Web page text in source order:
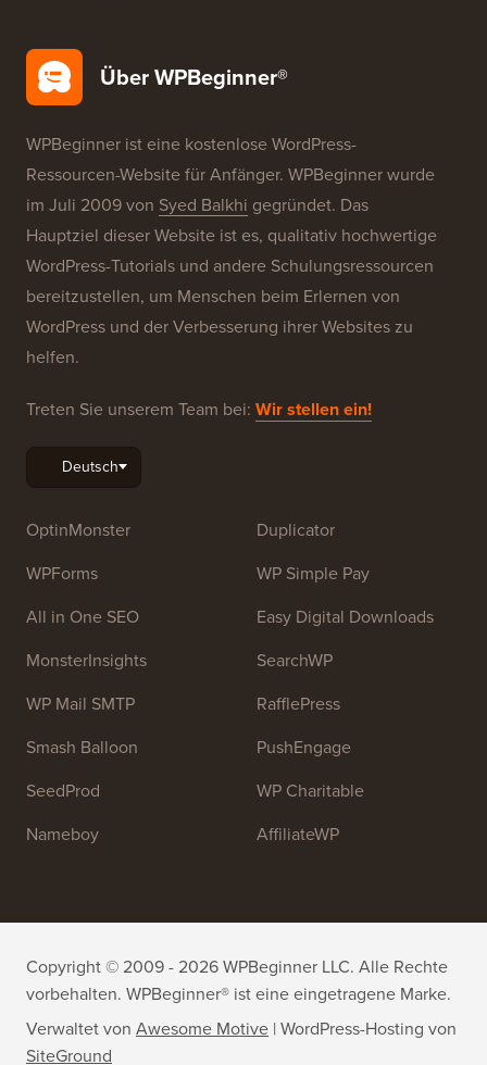
Über WPBeginner®
WPBeginner ist eine kostenlose WordPress-
Ressourcen-Website für Anfänger. WPBeginner wurde
im Juli 2009 von Syed Balkhi gegründet. Das
Hauptziel dieser Website ist es, qualitativ hochwertige
WordPress-Tutorials und andere Schulungsressourcen
bereitzustellen, um Menschen beim Erlernen von
WordPress und der Verbesserung ihrer Websites zu
helfen.
Treten Sie unserem Team bei: Wir stellen ein!
OptinMonster
WPForms
All in One SEO
MonsterInsights
WP Mail SMTP
Smash Balloon
SeedProd
Nameboy
Duplicator
WP Simple Pay
Easy Digital Downloads
SearchWP
RafflePress
PushEngage
WP Charitable
AffiliateWP
Copyright © 2009 - 2026 WPBeginner LLC. Alle Rechte
vorbehalten. WPBeginner® ist eine eingetragene Marke.
Verwaltet von Awesome Motive | WordPress-Hosting von
SiteGround